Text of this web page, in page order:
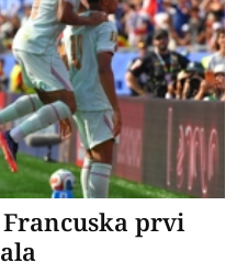
prvi